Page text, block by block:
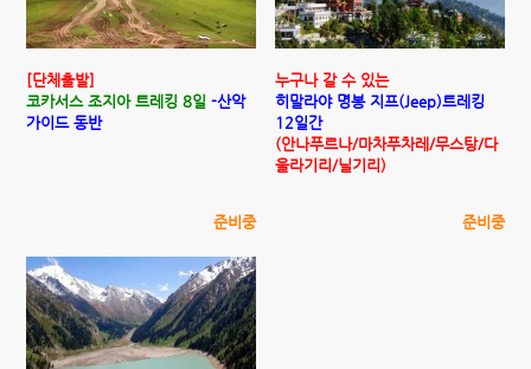
[단체출발]
코카서스 조지아 트레킹 8일 -산악
가이드 동반
준비중
누구나 갈 수 있는
히말라야 명봉 지프(Jeep)트레킹
12일간
(안나푸르나/마차푸차레/무스탕/다
울라기리/닐기리)
준비중